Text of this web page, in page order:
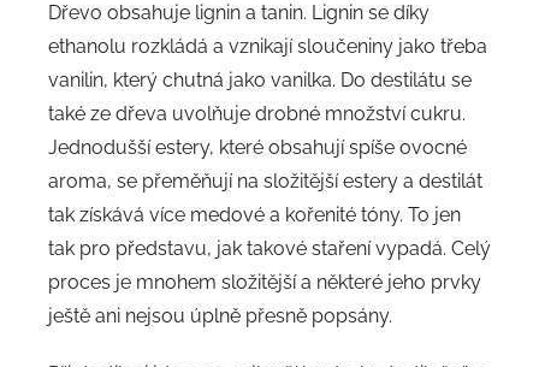
Dřevo obsahuje lignin a tanin. Lignin se díky
ethanolu rozkládá a vznikají sloučeniny jako třeba
vanilin, který chutná jako vanilka. Do destilátu se
také ze dřeva uvolňuje drobné množství cukru.
Jednodušší estery, které obsahují spíše ovocné
aroma, se přeměňují na složitější estery a destilát
tak získává více medové a kořenité tóny. To jen
tak pro představu, jak takové staření vypadá. Celý
proces je mnohem složitější a některé jeho prvky
ještě ani nejsou úplně přesně popsány.